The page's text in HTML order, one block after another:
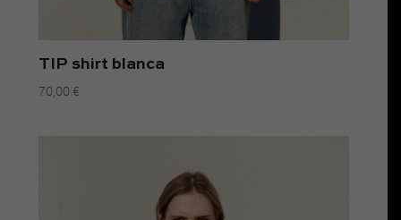
TIP shirt blanca
70,00€